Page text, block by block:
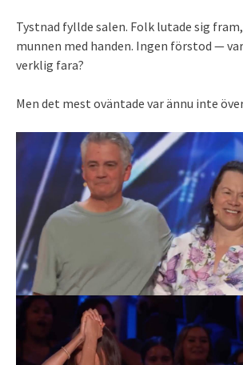
Tystnad fyllde salen. Folk lutade sig
munnen med handen. Ingen förstod —
verklig fara?
Men det mest oväntade var ännu inte